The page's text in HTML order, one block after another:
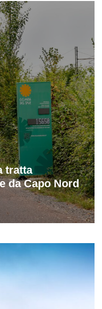
tratta
da Capo Nord